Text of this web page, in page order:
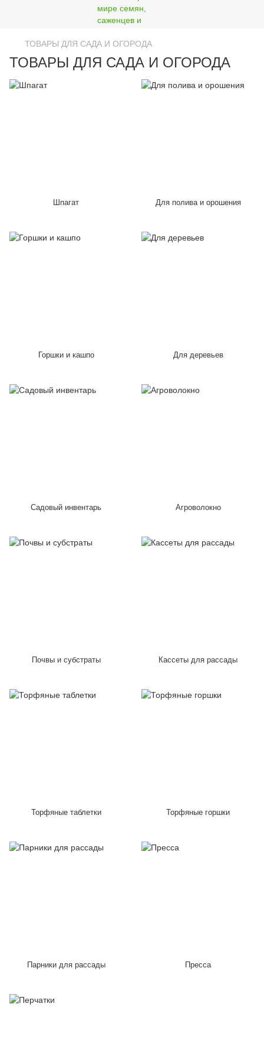
ТОВАРЫ ДЛЯ САДА И ОГОРОДА
ТОВАРЫ ДЛЯ САДА И ОГОРОДА
Шпагат Для полива и орошения
Горшки и кашпо Для деревьев
Садовый инвентарь Агроволокно
Почвы и субстраты Кассеты для рассады
Торфяные таблетки Торфяные горшки
Парники для рассады Пресса